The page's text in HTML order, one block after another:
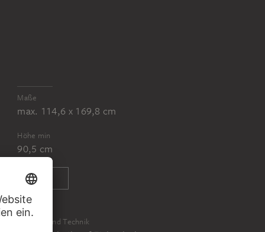
Maße
max. 114,6 x 169,8 cm
Höhe min
90,5 cm
Material und Technik